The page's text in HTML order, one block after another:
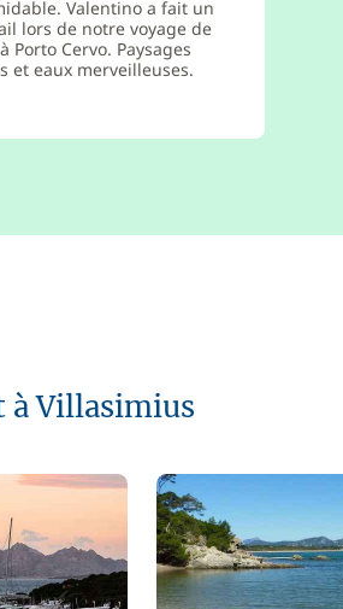
Valentino a fait un
lors de notre voyage de
Porto Cervo. Paysages
et eaux merveilleuses.
à Villasimius